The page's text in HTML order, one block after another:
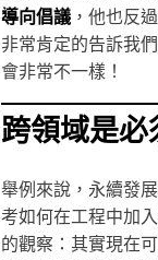
導向倡議 ，他也反
非常肯定的告訴我
會非常不一樣！
跨領域是
舉例來說，永續發
考如何在工程中加
的觀察：其實現在